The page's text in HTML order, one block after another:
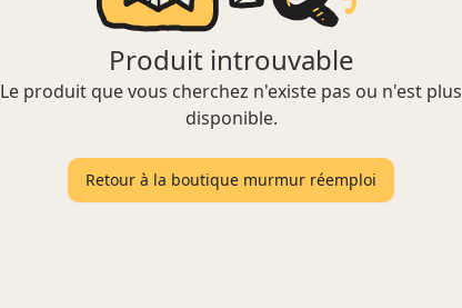
Produit introuvable
Le produit que vous cherchez n'existe pas ou n'est plus
disponible.
Retour à la boutique murmur réemploi